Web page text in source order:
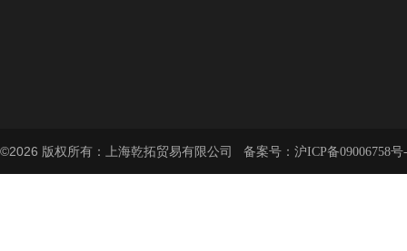
©2026 版权所有：上海乾拓贸易有限公司 备案号： 沪ICP备09006758号